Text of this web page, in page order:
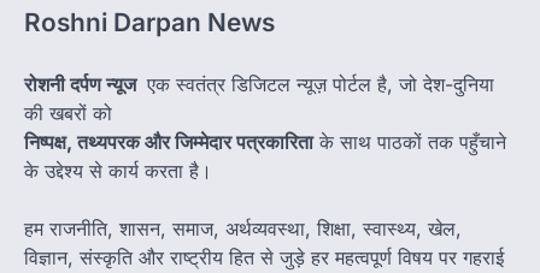
Roshni Darpan News
रोशनी दर्पण न्यूज एक स्वतंत्र डिजिटल न्यूज़ पोर्टल है, जो देश-दुनिया
की खबरों को
निष्पक्ष, तथ्यपरक और जिम्मेदार पत्रकारिताके साथ पाठकों तक पहुँचाने
के उद्देश्य से कार्य करता है।
हम राजनीति, शासन, समाज, अर्थव्यवस्था, शिक्षा, स्वास्थ्य, खेल,
विज्ञान, संस्कृति और राष्ट्रीय हित से जुड़े हर महत्वपूर्ण विषय पर गहराई